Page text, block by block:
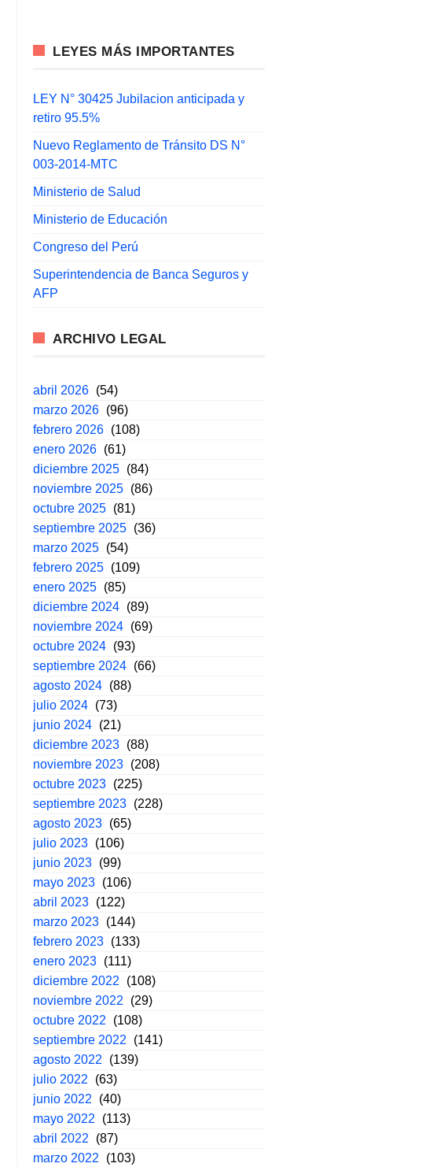
LEYES MÁS IMPORTANTES
LEY N° 30425 Jubilacion anticipada y
retiro 95.5%
Nuevo Reglamento de Tránsito DS N°
003-2014-MTC
Ministerio de Salud
Ministerio de Educación
Congreso del Perú
Superintendencia de Banca Seguros y
AFP
ARCHIVO LEGAL
abril 2026 (54)
marzo 2026 (96)
febrero 2026 (108)
enero 2026 (61)
diciembre 2025 (84)
noviembre 2025 (86)
octubre 2025 (81)
septiembre 2025 (36)
marzo 2025 (54)
febrero 2025 (109)
enero 2025 (85)
diciembre 2024 (89)
noviembre 2024 (69)
octubre 2024 (93)
septiembre 2024 (66)
agosto 2024 (88)
julio 2024 (73)
junio 2024 (21)
diciembre 2023 (88)
noviembre 2023 (208)
octubre 2023 (225)
septiembre 2023 (228)
agosto 2023 (65)
julio 2023 (106)
junio 2023 (99)
mayo 2023 (106)
abril 2023 (122)
marzo 2023 (144)
febrero 2023 (133)
enero 2023 (111)
diciembre 2022
(108)
noviembre 2022
(29)
octubre 2022
(108)
septiembre 2022
(141)
agosto 2022
(139)
julio 2022
(63)
junio 2022
(40)
mayo 2022
(113)
abril 2022
(87)
marzo 2022
(103)